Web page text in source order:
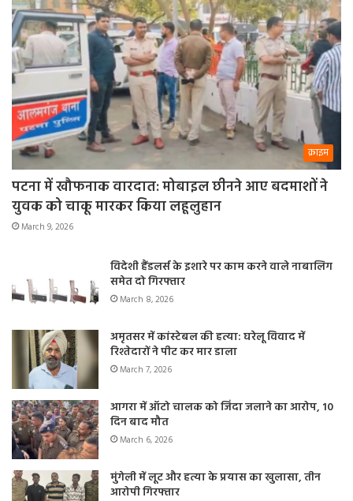
क्राइम
पटना में खौफनाक वारदात: मोबाइल छीनने आए बदमाशों ने
युवक को चाकू मारकर किया लहूलुहान
March 9, 2026
विदेशी हैंडलर्स के इशारे पर काम करने वाले नाबालिग
समेत दो गिरफ्तार
March 8, 2026
अमृतसर में कांस्टेबल की हत्या: घरेलू विवाद में
रिश्तेदारों ने पीट कर मार डाला
March 7, 2026
आगरा में ऑटो चालक को जिंदा जलाने का आरोप, 10
दिन बाद मौत
March 6, 2026
मुंगेली में लूट और हत्या के प्रयास का खुलासा, तीन
आरोपी गिरफ्तार